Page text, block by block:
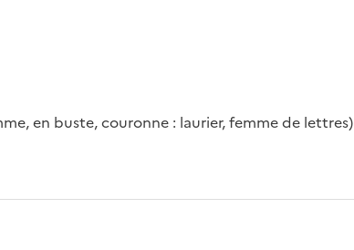
en buste, couronne : laurier, femme de lettres)